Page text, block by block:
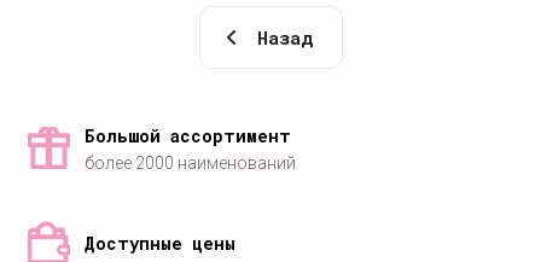
Назад
Большой ассортимент
более 2000 наименований
Доступные цены